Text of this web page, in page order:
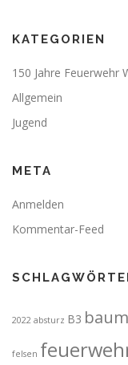
KATEGORIEN
150 Jahre Feuerwehr
Allgemein
Jugend
META
Anmelden
Kommentar-Feed
2022 absturz B3 baum
felsen